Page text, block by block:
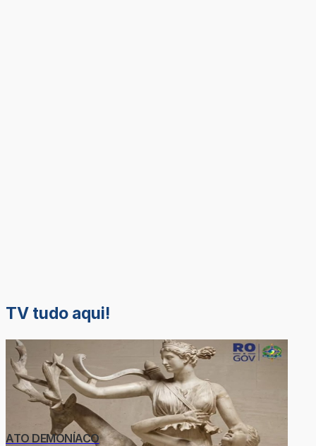
TV tudo aqui!
ATO DEMONÍACO